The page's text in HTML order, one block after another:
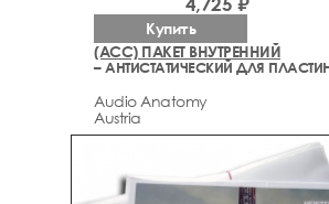
(ACC) ПАКЕТ ВНУТРЕННИЙ
Audio Anatomy
Austria
Купить